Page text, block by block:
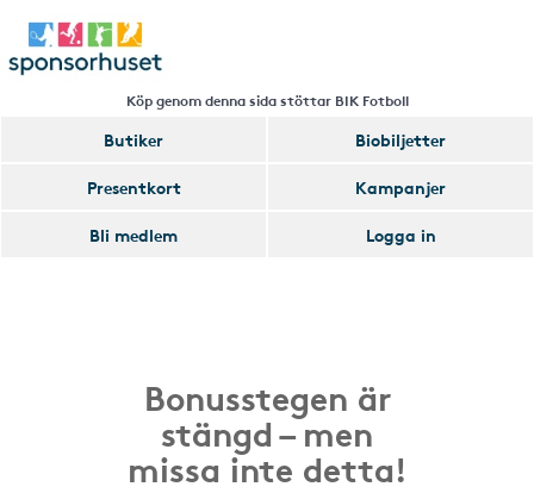
Köp genom denna sida stöttar BIK Fotboll
Butiker
Biobiljetter
Presentkort
Kampanjer
Bli medlem
Logga in
Bonusstegen är
stängd – men
missa inte detta!